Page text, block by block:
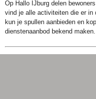
Op Hallo IJburg delen
vind je alle activiteiten die er in
kun je spullen aanbieden en
dienstenaanbod bekend